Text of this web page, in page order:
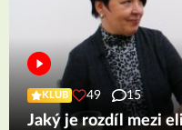
KLUB 49 15
Jaký je rozdíl mezi